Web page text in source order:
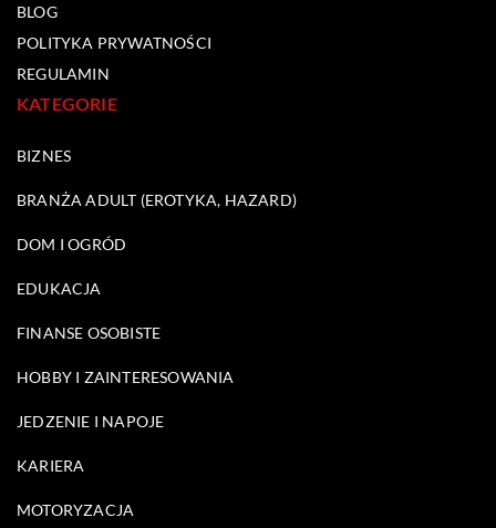
BLOG
POLITYKA PRYWATNOŚCI
REGULAMIN
KATEGORIE
BIZNES
BRANŻA ADULT (EROTYKA, HAZARD)
DOM I OGRÓD
EDUKACJA
FINANSE OSOBISTE
HOBBY I ZAINTERESOWANIA
JEDZENIE I NAPOJE
KARIERA
MOTORYZACJA